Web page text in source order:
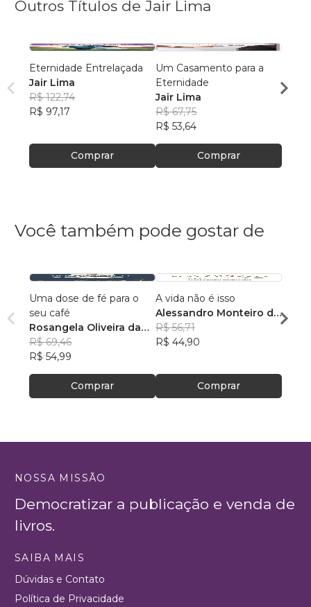
Outros Títulos de Jair Lima
Eternidade Entrelaçada
Jair Lima
R$ 122,74
R$ 97,17
Comprar
Um Casamento para a
Eternidade
Jair Lima
R$ 67,75
R$ 53,64
Comprar
ser
Jair
Você também pode gostar de
Uma dose de fé para o
seu café
Rosangela Oliveira da
Silva
R$ 69,46
R$ 54,99
Comprar
A vida não é isso
Alessandro Monteiro de
Menezes
R$ 56,71
R$ 44,90
Comprar
R$
NOSSA MISSÃO
Democratizar a publicação e venda de
livros.
SAIBA MAIS
Dúvidas e Contato
Política de Privacidade